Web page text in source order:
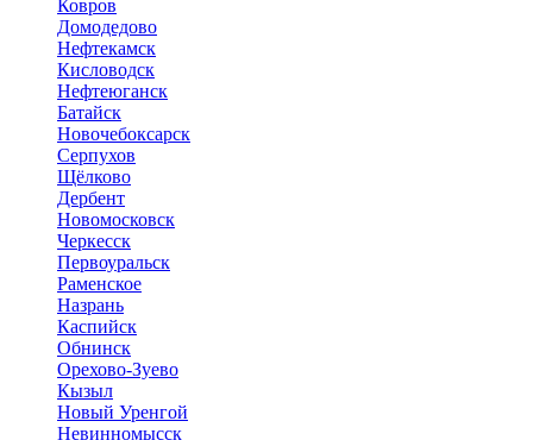
Ковров
Домодедово
Нефтекамск
Кисловодск
Нефтеюганск
Батайск
Новочебоксарск
Серпухов
Щёлково
Дербент
Новомосковск
Черкесск
Первоуральск
Раменское
Назрань
Каспийск
Обнинск
Орехово-Зуево
Кызыл
Новый Уренгой
Невинномысск